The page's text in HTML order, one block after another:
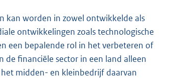
kan worden in zowel ontwikkelde als
ontwikkelingen zoals technologische
een bepalende rol in het verbeteren of
financiële sector in een land alleen
midden- en kleinbedrijf daarvan